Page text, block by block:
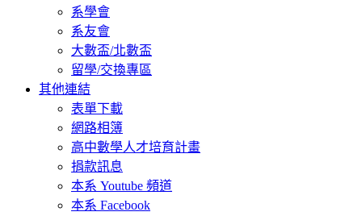
系學會
系友會
大數盃/北數盃
留學/交換專區
其他連結
表單下載
網路相簿
高中數學人才培育計畫
捐款訊息
本系 Youtube 頻道
本系 Facebook